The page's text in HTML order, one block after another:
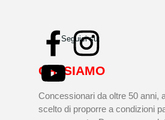
Seguici su:
CHI SIAMO
Concessionari da oltre 50 anni,
scelto di proporre a condizioni